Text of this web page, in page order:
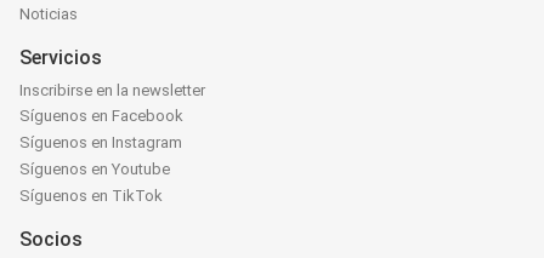
Noticias
Servicios
Inscribirse en la newsletter
Síguenos en Facebook
Síguenos en Instagram
Síguenos en Youtube
Síguenos en TikTok
Socios